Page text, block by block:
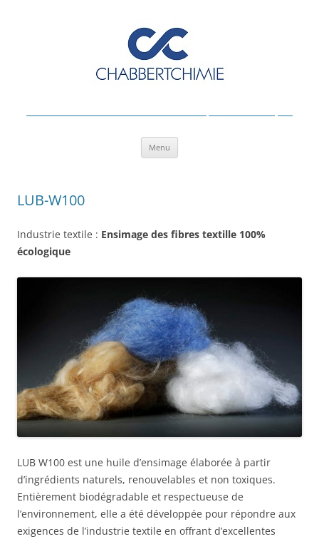
Menu
LUB-W100
Industrie textile : Ensimage des fibres textille 100%
écologique
LUB W100 est une huile d’ensimage élaborée à partir
d’ingrédients naturels, renouvelables et non toxiques.
Entièrement biodégradable et respectueuse de
l’environnement, elle a été développée pour répondre aux
exigences de l’industrie textile en offrant d’excellentes